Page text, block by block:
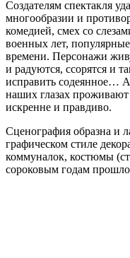
Создателям спектакля
многообразии и
комедией, смех со
военных лет,
времени. Персонажи
и радуются, ссорятся и
исправить содеянное…
наших глазах
искренне и правдиво.
Сценография образна и
графическом стиле
коммуналок, костюмы
сороковым годам